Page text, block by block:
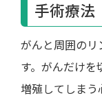
手術療法
がんと周囲のリ
す。がんだけを
増殖してしまう